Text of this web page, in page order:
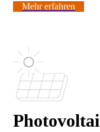
Mehr erfahren